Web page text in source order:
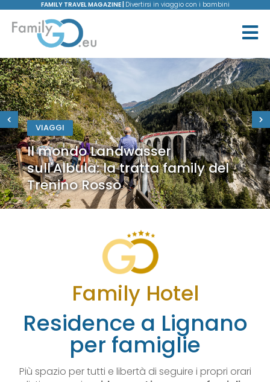
FAMILY TRAVEL MAGAZINE | Divertirsi in viaggio con i bambini
VIAGGI
Il mondo Landwasser
sull'Albula: la tratta family del
Trenino Rosso
Family Hotel
Residence a Lignano
per famiglie
Più spazio per tutti e libertà di seguire i propri orari